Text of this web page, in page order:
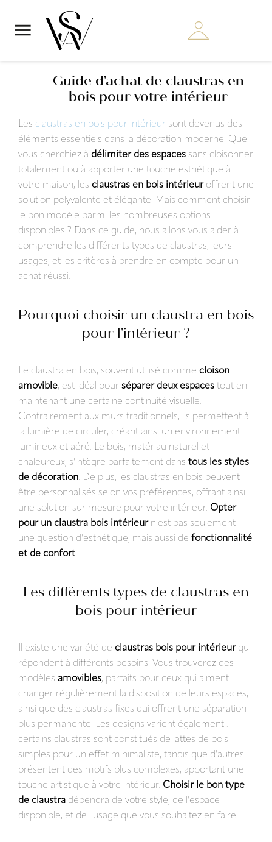

Guide d'achat de claustras en
bois pour votre intérieur
Les claustras en bois pour intérieur sont devenus des
éléments essentiels dans la décoration moderne. Que
vous cherchiez à délimiter des espaces sans cloisonner
totalement ou à apporter une touche esthétique à
votre maison, les claustras en bois intérieuroffrent une
solution polyvalente et élégante. Mais comment choisir
le bon modèle parmi les nombreuses options
disponibles ? Dans ce guide, nous allons vous aider à
comprendre les différents types de claustras, leurs
usages, et les critères à prendre en compte pour un
achat réussi.
Pourquoi choisir un claustra en bois
pour l'intérieur ?
Le claustra en bois, souvent utilisé comme cloison
amovible, est idéal pour séparer deux espaces tout en
maintenant une certaine continuité visuelle.
Contrairement aux murs traditionnels, ils permettent à
la lumière de circuler, créant ainsi un environnement
lumineux et aéré. Le bois, matériau naturel et
chaleureux, s'intègre parfaitement dans tous les styles
de décoration. De plus, les claustras en bois peuvent
être personnalisés selon vos préférences, offrant ainsi
une solution sur mesure pour votre intérieur. Opter
pour un claustra bois intérieurn'est pas seulement
une question d'esthétique, mais aussi de fonctionnalité
et de confort.
Les différents types de claustras en
bois pour intérieur
Il existe une variété de claustras bois pour intérieurqui
répondent à différents besoins. Vous trouverez des
modèles amovibles, parfaits pour ceux qui aiment
changer régulièrement la disposition de leurs espaces,
ainsi que des claustras fixes qui offrent une séparation
plus permanente. Les designs varient également :
certains claustras sont constitués de lattes de bois
simples pour un effet minimaliste, tandis que d'autres
présentent des motifs plus complexes, apportant une
touche artistique à votre intérieur. Choisir le bon type
de claustra dépendra de votre style, de l'espace
disponible, et de l'usage que vous souhaitez en faire.